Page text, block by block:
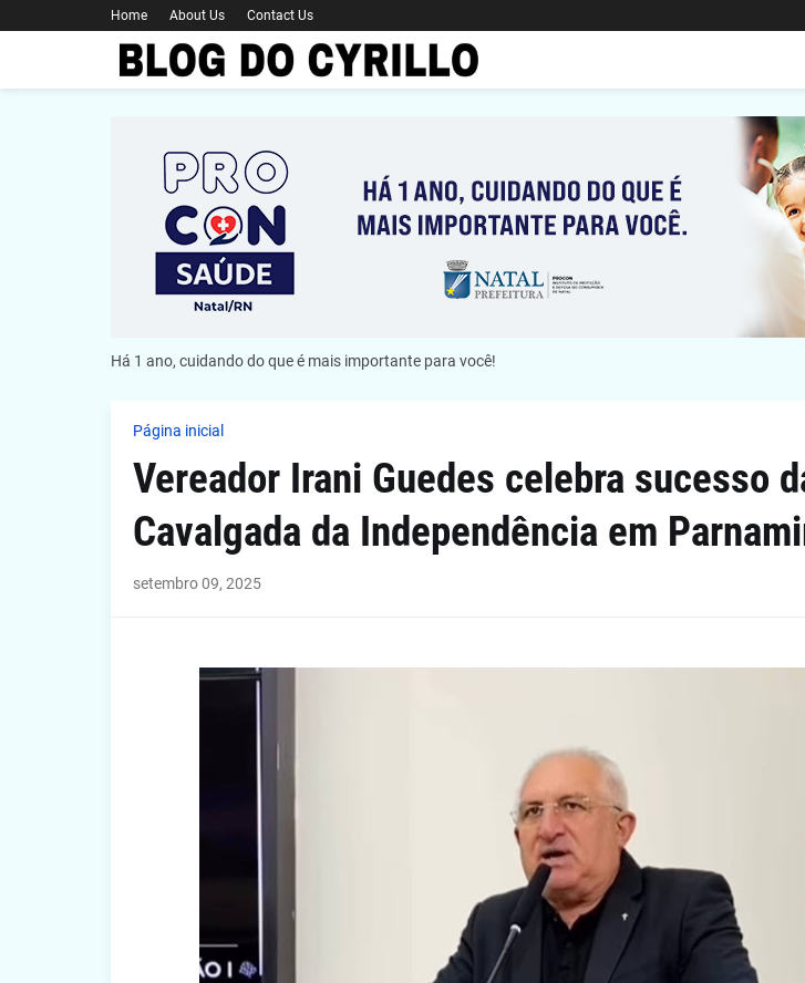
Home About Us Contact Us
Há 1 ano, cuidando do que é mais importante para você!
Página inicial
Vereador Irani Guedes celebra sucesso
Cavalgada da Independência em
setembro 09, 2025